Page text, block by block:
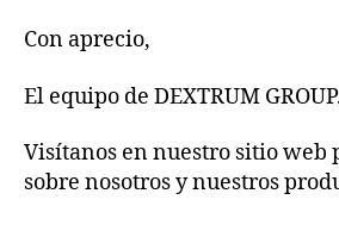
Con aprecio,
El equipo de DEXTRUM
Visítanos en nuestro sitio web
sobre nosotros y nuestros